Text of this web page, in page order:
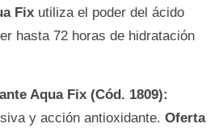
Fix utiliza el poder del ácido
hasta 72 horas de hidratación
Aqua Fix (Cód. 1809):
y acción antioxidante. Oferta